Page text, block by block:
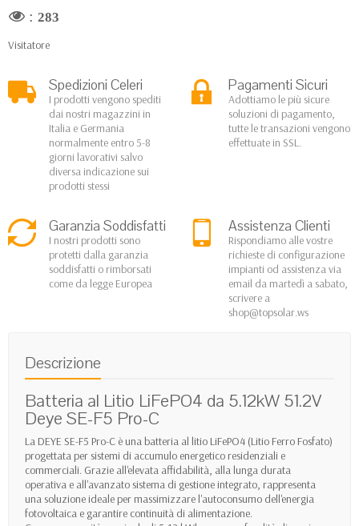
: 283
Visitatore
Spedizioni Celeri
I prodotti vengono spediti
dai nostri magazzini in
Italia e Germania
normalmente entro 5-8
giorni lavorativi salvo
diversa indicazione sui
prodotti stessi
Pagamenti Sicuri
Adottiamo le più sicure
soluzioni di pagamento,
tutte le transazioni vengono
effettuate in SSL.
Garanzia Soddisfatti
I nostri prodotti sono
protetti dalla garanzia
soddisfatti o rimborsati
come da legge Europea
Assistenza Clienti
Rispondiamo alle vostre
richieste di configurazione
impianti od assistenza via
email da martedì a sabato,
scrivere a
shop@topsolar.ws
Descrizione
Batteria al Litio LiFePO4 da 5.12kW 51.2V
Deye SE-F5 Pro-C
La DEYE SE-F5 Pro-C è una batteria al litio LiFePO4 (Litio Ferro Fosfato)
progettata per sistemi di accumulo energetico residenziali e
commerciali. Grazie all'elevata affidabilità, alla lunga durata
operativa e all'avanzato sistema di gestione integrato, rappresenta
una soluzione ideale per massimizzare l'autoconsumo dell'energia
fotovoltaica e garantire continuità di alimentazione.